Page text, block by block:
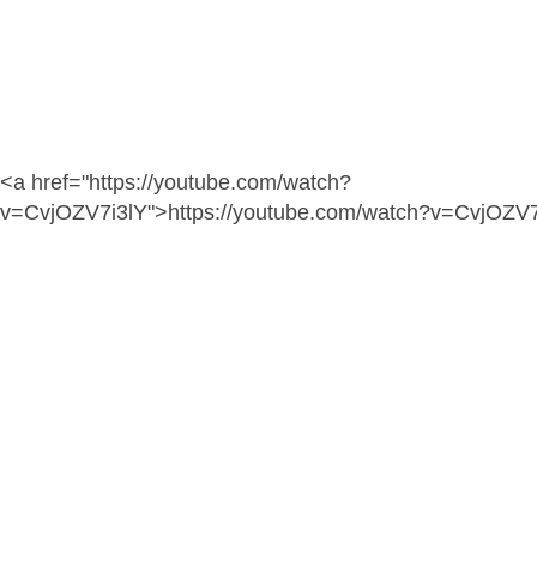
<a href="https://youtube.com/watch?
v=CvjOZV7i3lY">https://youtube.com/